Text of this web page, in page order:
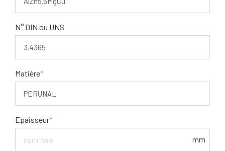
N° DIN ou UNS
Matière
Epa​isseur
mm